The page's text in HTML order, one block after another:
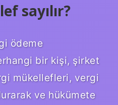
sayılır?
ödeme
bir kişi, şirket
mükellefleri, vergi
ve hükümete